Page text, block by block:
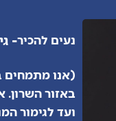
נעים להכיר-
(אנו מתמחים
באזור השרון.
ועד לגימור